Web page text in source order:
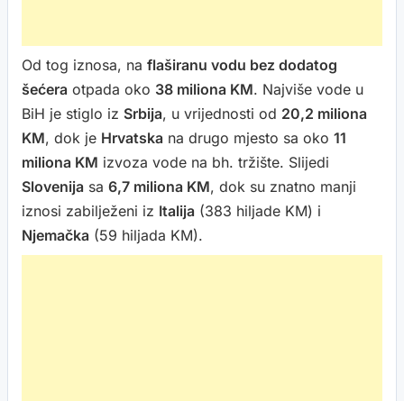
Od tog iznosa, na flaširanu vodu bez dodatog
šećera otpada oko 38 miliona KM. Najviše vode u
BiH je stiglo iz Srbija, u vrijednosti od 20,2 miliona
KM, dok je Hrvatska na drugo mjesto sa oko 11
miliona KM izvoza vode na bh. tržište. Slijedi
Slovenija sa 6,7 miliona KM, dok su znatno manji
iznosi zabilježeni iz Italija (383 hiljade KM) i
Njemačka (59 hiljada KM).